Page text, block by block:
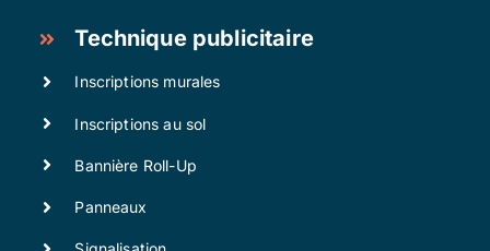
Technique publicitaire
Inscriptions murales
Inscriptions au sol
Bannière Roll-Up
Panneaux